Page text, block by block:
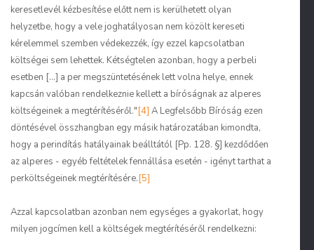
keresetlevél kézbesítése előtt nem is kerülhetett olyan
helyzetbe, hogy a vele joghatályosan nem közölt kereseti
kérelemmel szemben védekezzék, így ezzel kapcsolatban
költségei sem lehettek. Kétségtelen azonban, hogy a perbeli
esetben [...] a per megszüntetésének lett volna helye, ennek
kapcsán valóban rendelkeznie kellett a bíróságnak az alperes
költségeinek a megtérítéséről."[4] A Legfelsőbb Bíróság ezen
döntésével összhangban egy másik határozatában kimondta,
hogy a perindítás hatályainak beálltától [Pp. 128. §] kezdődően
az alperes - egyéb feltételek fennállása esetén - igényt tarthat a
perköltségeinek megtérítésére.[5]
Azzal kapcsolatban azonban nem egységes a gyakorlat, hogy
milyen jogcímen kell a költségek megtérítéséről rendelkezni: